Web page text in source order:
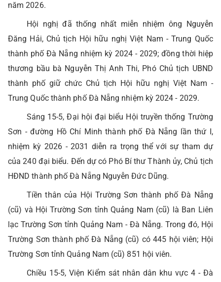
năm 2026.
Hội nghị đã thống nhất miễn nhiệm ông Nguyễn
Đăng Hải, Chủ tịch Hội hữu nghị Việt Nam - Trung Quốc
thành phố Đà Nẵng nhiệm kỳ 2024 - 2029; đồng thời hiệp
thương bầu bà Nguyễn Thị Anh Thi, Phó Chủ tịch UBND
thành phố giữ chức Chủ tịch Hội hữu nghị Việt Nam -
Trung Quốc thành phố Đà Nẵng nhiệm kỳ 2024 - 2029.
Sáng 15-5, Đại hội đại biểu Hội truyền thống Trường
Sơn - đường Hồ Chí Minh thành phố Đà Nẵng lần thứ I,
nhiệm kỳ 2026 - 2031 diễn ra trọng thể với sự tham dự
của 240 đại biểu. Đến dự có Phó Bí thư Thành ủy, Chủ tịch
HĐND thành phố Đà Nẵng Nguyễn Đức Dũng.
Tiền thân của Hội Trường Sơn thành phố Đà Nẵng
(cũ) và Hội Trường Sơn tỉnh Quảng Nam (cũ) là Ban Liên
lạc Trường Sơn tỉnh Quảng Nam - Đà Nẵng. Trong đó, Hội
Trường Sơn thành phố Đà Nẵng (cũ) có 445 hội viên; Hội
Trường Sơn tỉnh Quảng Nam (cũ) 851 hội viên.
Chiều 15-5, Viện Kiểm sát nhân dân khu vực 4 - Đà